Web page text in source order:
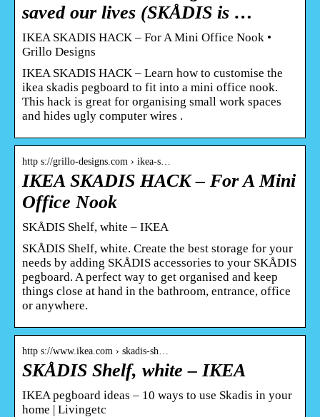
saved our lives (SKÅDIS is …
IKEA SKADIS HACK – For A Mini Office Nook •
Grillo Designs
IKEA SKADIS HACK – Learn how to customise the
ikea skadis pegboard to fit into a mini office nook.
This hack is great for organising small work spaces
and hides ugly computer wires .
http s://grillo-designs.com › ikea-s…
IKEA SKADIS HACK – For A Mini
Office Nook
SKÅDIS Shelf, white – IKEA
SKÅDIS Shelf, white. Create the best storage for your
needs by adding SKÅDIS accessories to your SKÅDIS
pegboard. A perfect way to get organised and keep
things close at hand in the bathroom, entrance, office
or anywhere.
http s://www.ikea.com › skadis-sh…
SKÅDIS Shelf, white – IKEA
IKEA pegboard ideas – 10 ways to use Skadis in your
home | Livingetc